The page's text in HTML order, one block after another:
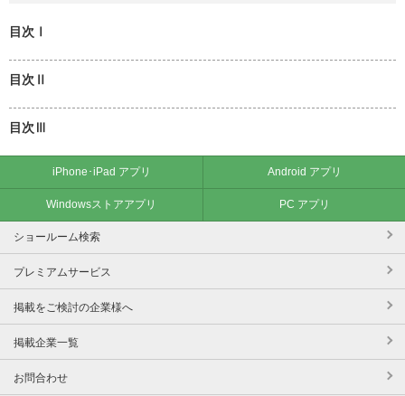
目次Ⅰ
目次Ⅱ
目次Ⅲ
iPhone･iPad アプリ Android アプリ
Windowsストアアプリ PC アプリ
ショールーム検索
プレミアムサービス
掲載をご検討の企業様へ
掲載企業一覧
お問合わせ